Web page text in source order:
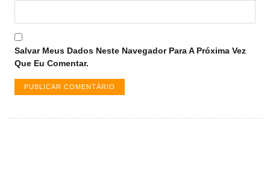
Salvar Meus Dados Neste Navegador Para A Próxima Vez
Que Eu Comentar.